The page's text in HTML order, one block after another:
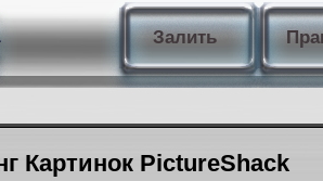
Залить
Картинок PictureShack